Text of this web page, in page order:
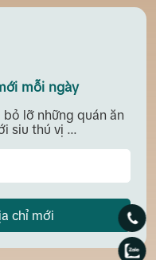
mỗi ngày
lỡ những quán ăn
siu thú vị ...
chỉ mới